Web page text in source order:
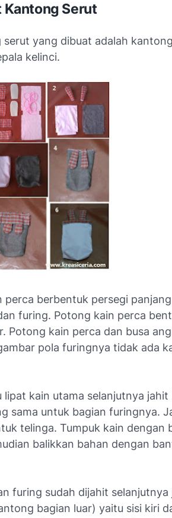
Serut
yang dibuat adalah
kelinci.
berbentuk persegi
furing. Potong kain perca
Potong kain perca dan busa
pola furingnya tidak ada
kain utama selanjutnya jahit
sama untuk bagian furingnya.
telinga. Tumpuk kain dengan
balikkan bahan dengan
furing sudah dijahit selanjutnya
bagian luar) yaitu sisi kiri